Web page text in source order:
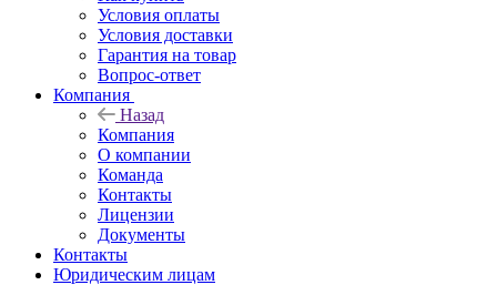
Условия оплаты
Условия доставки
Гарантия на товар
Вопрос-ответ
Компания
Назад
Компания
О компании
Команда
Контакты
Лицензии
Документы
Контакты
Юридическим лицам